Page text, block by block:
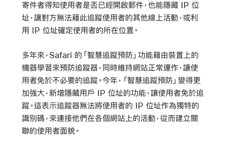
寄件者得知使用者是否已經開啟郵件，也能隱藏 IP 位
址，讓對方無法藉此追蹤使用者的其他線上活動，或利
用 IP 位址確定使用者的所在位置。
多年來，Safari 的「智慧追蹤預防」功能藉由裝置上的
機器學習來預防追蹤器，同時維持網站正常運作，讓使
用者免於不必要的追蹤。今年，「智慧追蹤預防」變得更
加強大，新增隱藏用戶 IP 位址的功能，讓使用者免於追
蹤。這表示追蹤器無法將使用者的 IP 位址作為獨特的
識別碼，來連接他們在各個網站上的活動，從而建立關
聯的使用者面貌。